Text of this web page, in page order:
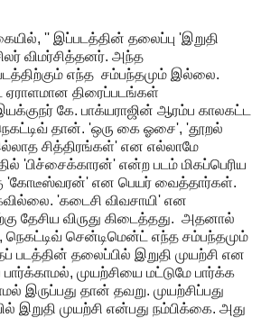
'' இப்படத்தின் தலைப்பு 'இறுதி
விமர்சித்தனர்.‌ அந்த
எந்த சம்பந்தமும் இல்லை.
திரைப்படங்கள்
இயக்குநர் கே. பாக்யராஜின் ஆரம்ப காலகட்ட
தான். 'ஒரு கை ஓசை', 'தூறல்
சித்திரங்கள்' என எல்லாமே
'பிச்சைக்காரன்' என்ற படம் மிகப்பெரிய
'கோடீஸ்வரன்' என பெயர் வைத்தார்கள்.
'கடைசி விவசாயி' என
தேசிய விருது கிடைத்தது. அதனால்
நெகட்டிவ் சென்டிமென்ட் எந்த சம்பந்தமும்
தலைப்பில் இறுதி முயற்சி என
முயற்சியை மட்டுமே பார்க்க
இருப்பது தான் தவறு. முயற்சிப்பது
இறுதி முயற்சி என்பது நம்பிக்கை. அது